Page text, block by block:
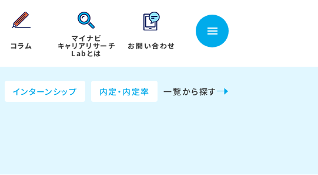
コラム
マイナビ
キャリアリサーチ
Labとは
お問い合わせ
インターンシップ 内定・内定率 一覧から探す